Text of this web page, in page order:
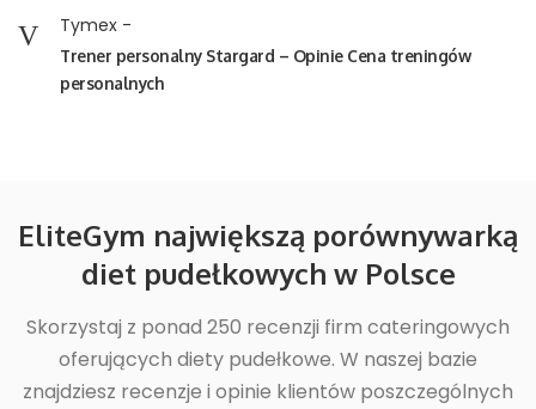
Tymex -
Trener personalny Stargard – Opinie Cena treningów
personalnych
EliteGym największą porównywarką
diet pudełkowych w Polsce
Skorzystaj z ponad 250 recenzji firm cateringowych
oferujących diety pudełkowe. W naszej bazie
znajdziesz recenzje i opinie klientów poszczególnych